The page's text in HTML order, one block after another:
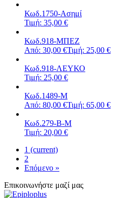
Κωδ.1750-Ασημί
Τιμή: 35,00 €
Κωδ.918-ΜΠΕΖ
Από: 30,00 €Τιμή: 25,00 €
Κωδ.918-ΛΕΥΚΟ
Τιμή: 25,00 €
Κωδ.1489-Μ
Από: 80,00 €Τιμή: 65,00 €
Κωδ.279-Β-Μ
Τιμή: 20,00 €
1 (current)
2
Επόμενο »
Επικοινωνήστε μαζί μας